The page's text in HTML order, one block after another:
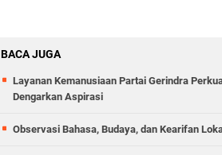
BACA JUGA
Layanan Kemanusiaan Partai Gerindra
Dengarkan Aspirasi
Observasi Bahasa, Budaya, dan Kearifan